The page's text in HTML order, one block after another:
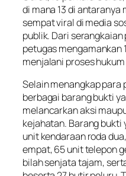
di mana 13 di antaranya
sempat viral di media
publik. Dari
petugas mengamankan
menjalani proses
Selain menangkap para
berbagai barang bukti
melancarkan aksi
kejahatan. Barang bukti
unit kendaraan roda
empat, 65 unit telepon
bilah senjata tajam,